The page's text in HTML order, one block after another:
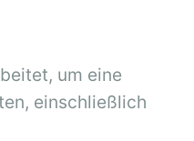
um eine
einschließlich